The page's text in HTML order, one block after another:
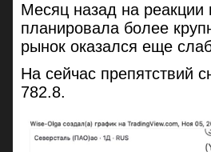
Месяц назад на
планировала более
рынок оказался еще
На сейчас препятствий
782.8.